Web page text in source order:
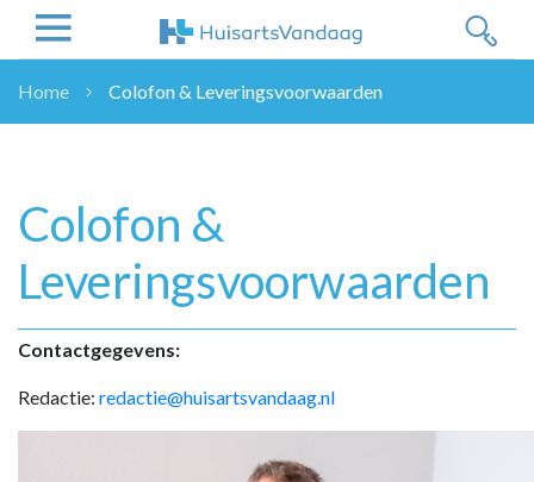
OVERHEID
WETENSCHAP
ZORGVERZEKERAARS
ICT
NASCHOLINGEN
DOSSIER
ENQUÊTES
NHG
Home Colofon & Leveringsvoorwaarden
Colofon &
Leveringsvoorwaarden
Contactgegevens:
Redactie: redactie@huisartsvandaag.nl